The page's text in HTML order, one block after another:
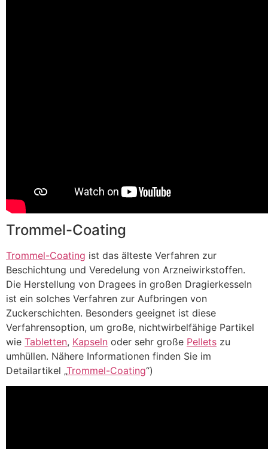
Trommel-Coating
Trommel-Coating ist das älteste Verfahren zur
Beschichtung und Veredelung von Arzneiwirkstoffen.
Die Herstellung von Dragees in großen Dragierkesseln
ist ein solches Verfahren zur Aufbringen von
Zuckerschichten. Besonders geeignet ist diese
Verfahrensoption, um große, nichtwirbelfähige Partikel
wie Tabletten, Kapseln oder sehr große Pellets zu
umhüllen. Nähere Informationen finden Sie im
Detailartikel „Trommel-Coating“)